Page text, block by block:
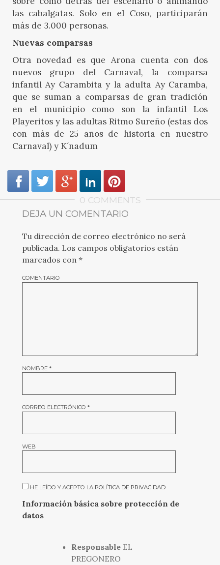
las cabalgatas. Solo en el Coso, participarán
más de 3.000 personas.
Nuevas comparsas
Otra novedad es que Arona cuenta con dos
nuevos grupo del Carnaval, la comparsa
infantil Ay Carambita y la adulta Ay Caramba,
que se suman a comparsas de gran tradición
en el municipio como son la infantil Los
Playeritos y las adultas Ritmo Sureño (estas dos
con más de 25 años de historia en nuestro
Carnaval) y K´nadum
0 COMMENTS
DEJA UN COMENTARIO
Tu dirección de correo electrónico no será
publicada. Los campos obligatorios están
marcados con *
COMENTARIO
NOMBRE *
CORREO ELECTRÓNICO *
WEB
HE LEÍDO Y ACEPTO LA POLÍTICA DE PRIVACIDAD.
Información básica sobre protección de
datos
ResponsableEL
PREGONERO